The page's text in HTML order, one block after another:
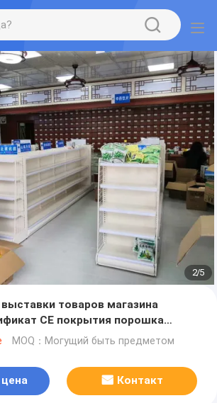
2/5
товаров магазина
CE покрытия порошка
материальный
MOQ：Могущий быть предметом
Контакт